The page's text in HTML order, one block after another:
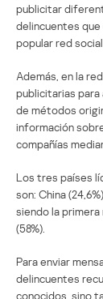
publicitar
delincuentes que
popular red
Además, en la
publicitarias
de métodos
información
compañías
Los tres países
son: China
siendo la
(58%).
Para enviar
delincuentes
conocidos, sino